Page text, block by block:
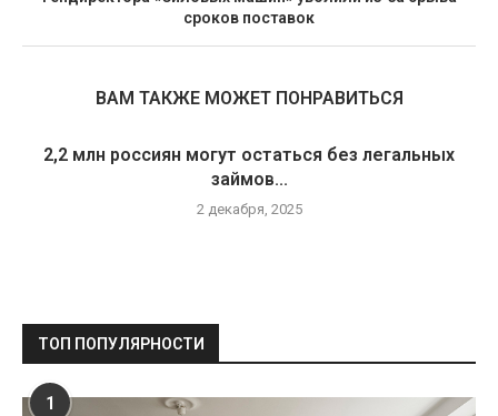
сроков поставок
ВАМ ТАКЖЕ МОЖЕТ ПОНРАВИТЬСЯ
2,2 млн россиян могут остаться без легальных
займов...
2 декабря, 2025
ТОП ПОПУЛЯРНОСТИ
1